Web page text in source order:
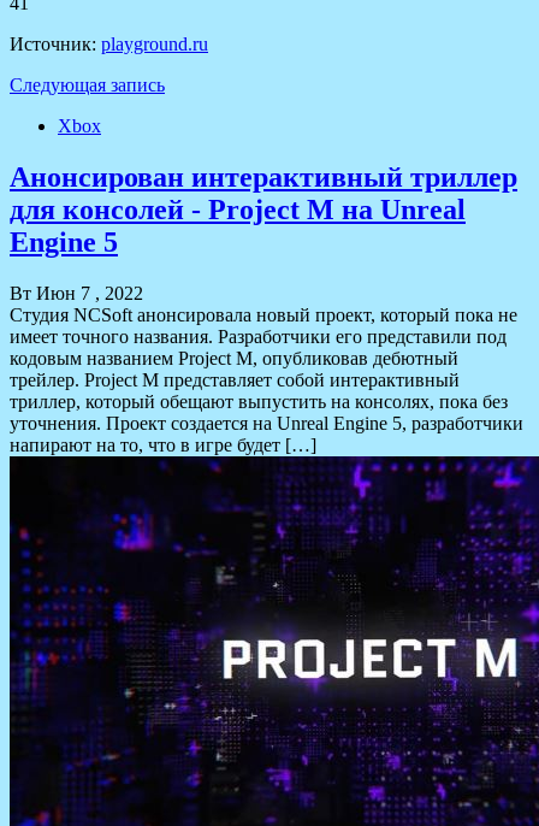
Источник: playground.ru
Следующая запись
Xbox
Анонсирован интерактивный триллер
для консолей - Project M на Unreal
Engine 5
Вт Июн 7 , 2022
Студия NCSoft анонсировала новый проект, который пока не
имеет точного названия. Разработчики его представили под
кодовым названием Project M, опубликовав дебютный
трейлер. Project M представляет собой интерактивный
триллер, который обещают выпустить на консолях, пока без
уточнения. Проект создается на Unreal Engine 5, разработчики
напирают на то, что в игре будет […]